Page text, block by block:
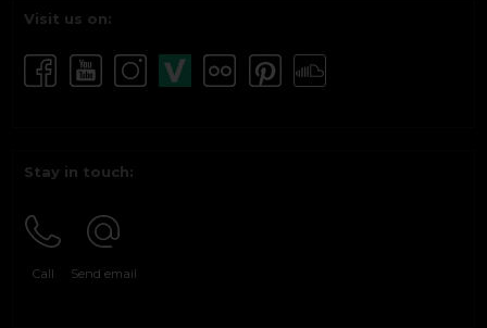
Visit us on:
Stay in touch:
Call Send email